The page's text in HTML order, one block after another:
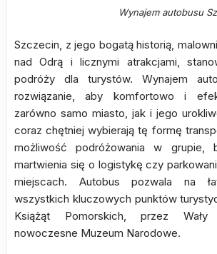
Wynajem autobusu
Szczecin, z jego bogatą historią,
nad Odrą i licznymi atrakcjami,
podróży dla turystów. Wynajem
rozwiązanie, aby komfortowo i
zarówno samo miasto, jak i jego
coraz chętniej wybierają tę formę
możliwość podróżowania w grupie,
martwienia się o logistykę czy
miejscach. Autobus pozwala na
wszystkich kluczowych punktów
Książąt Pomorskich, przez
nowoczesne Muzeum Narodowe.